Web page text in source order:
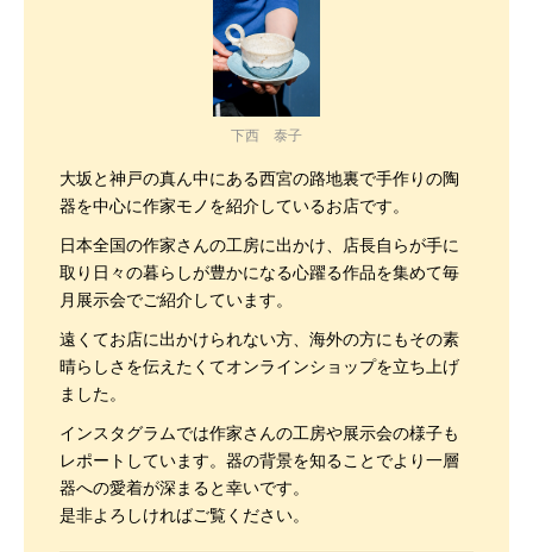
下西 泰子
大坂と神戸の真ん中にある西宮の路地裏で手作りの陶
器を中心に作家モノを紹介しているお店です。
日本全国の作家さんの工房に出かけ、店長自らが手に
取り日々の暮らしが豊かになる心躍る作品を集めて毎
月展示会でご紹介しています。
遠くてお店に出かけられない方、海外の方にもその素
晴らしさを伝えたくてオンラインショップを立ち上げ
ました。
インスタグラムでは作家さんの工房や展示会の様子も
レポートしています。器の背景を知ることでより一層
器への愛着が深まると幸いです。
是非よろしければご覧ください。